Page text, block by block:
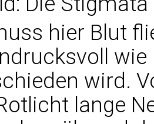
hier Blut
wird.
lange